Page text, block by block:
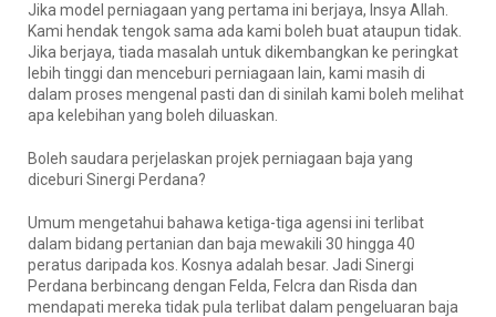
Jika model perniagaan yang pertama ini berjaya, Insya Allah.
Kami hendak tengok sama ada kami boleh buat ataupun tidak.
Jika berjaya, tiada masalah untuk dikembangkan ke peringkat
lebih tinggi dan menceburi perniagaan lain, kami masih di
dalam proses mengenal pasti dan di sinilah kami boleh melihat
apa kelebihan yang boleh diluaskan.
Boleh saudara perjelaskan projek perniagaan baja yang
diceburi Sinergi Perdana?
Umum mengetahui bahawa ketiga-tiga agensi ini terlibat
dalam bidang pertanian dan baja mewakili 30 hingga 40
peratus daripada kos. Kosnya adalah besar. Jadi Sinergi
Perdana berbincang dengan Felda, Felcra dan Risda dan
mendapati mereka tidak pula terlibat dalam pengeluaran baja